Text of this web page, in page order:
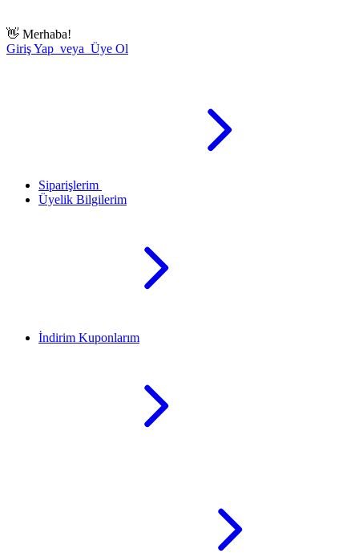
👋 Merhaba!
Giriş Yap veya Üye Ol
Siparişlerim
Üyelik Bilgilerim
İndirim Kuponlarım